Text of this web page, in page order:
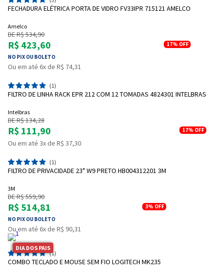
FECHADURA ELÉTRICA PORTA DE VIDRO FV33IPR 715121 AMELCO
Amelco
DE R$ 534,90
R$ 423,60
NO PIX OU BOLETO
17% OFF
Ou em até 6x de R$ 74,31
(1)
FILTRO DE LINHA RACK EPR 212 COM 12 TOMADAS 4824301 INTELBRAS
Intelbras
DE R$ 134,28
R$ 111,90 17% OFF
Ou em até 3x de R$ 37,30
(1)
FILTRO DE PRIVACIDADE 23" W9 PRETO HB004312201 3M
3M
DE R$ 559,90
R$ 514,81
NO PIX OU BOLETO
3% OFF
Ou em até 6x de R$ 90,31
DIA DOS PAIS
(1)
COMBO TECLADO E MOUSE SEM FIO LOGITECH MK235